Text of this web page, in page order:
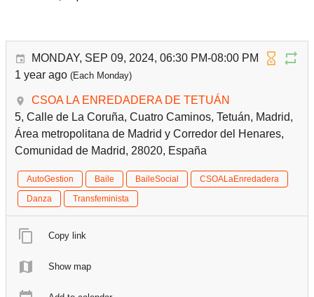
MONDAY, SEP 09, 2024, 06:30 PM-08:00 PM
1 year ago (Each Monday)
CSOA LA ENREDADERA DE TETUÁN
5, Calle de La Coruña, Cuatro Caminos, Tetuán, Madrid,
Área metropolitana de Madrid y Corredor del Henares,
Comunidad de Madrid, 28020, España
AutoGestion Baile BaileSocial
CSOALaEnredadera
Danza
Transfeminista
Copy link
Show map